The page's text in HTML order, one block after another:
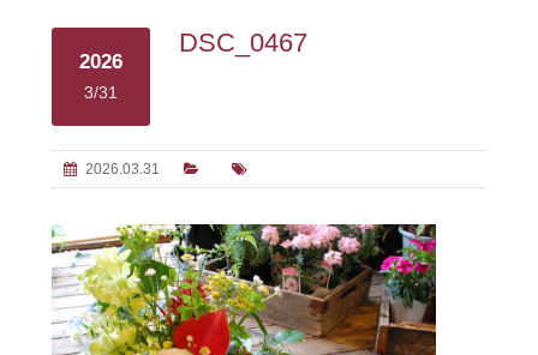
2026
3/31
DSC_0467
2026.03.31